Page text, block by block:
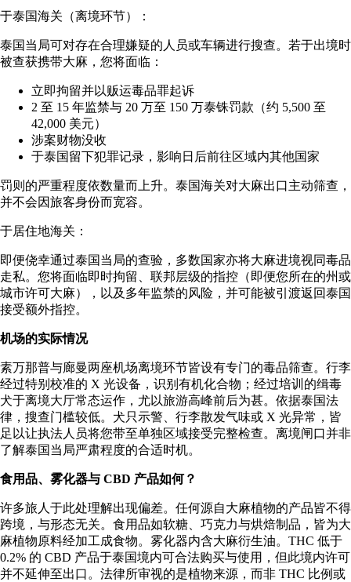
于泰国海关（离境环节）：
泰国当局可对存在合理嫌疑的人员或车辆进行搜查。若于出境时
被查获携带大麻，您将面临：
立即拘留并以贩运毒品罪起诉
2 至 15 年监禁与 20 万至 150 万泰铢罚款（约 5,500 至
42,000 美元）
涉案财物没收
于泰国留下犯罪记录，影响日后前往区域内其他国家
罚则的严重程度依数量而上升。泰国海关对大麻出口主动筛查，
并不会因旅客身份而宽容。
于居住地海关：
即便侥幸通过泰国当局的查验，多数国家亦将大麻进境视同毒品
走私。您将面临即时拘留、联邦层级的指控（即便您所在的州或
城市许可大麻），以及多年监禁的风险，并可能被引渡返回泰国
接受额外指控。
机场的实际情况
素万那普与廊曼两座机场离境环节皆设有专门的毒品筛查。行李
经过特别校准的 X 光设备，识别有机化合物；经过培训的缉毒
犬于离境大厅常态运作，尤以旅游高峰前后为甚。依据泰国法
律，搜查门槛较低。犬只示警、行李散发气味或 X 光异常，皆
足以让执法人员将您带至单独区域接受完整检查。离境闸口并非
了解泰国当局严肃程度的合适时机。
食用品、雾化器与 CBD 产品如何？
许多旅人于此处理解出现偏差。任何源自大麻植物的产品皆不得
跨境，与形态无关。食用品如软糖、巧克力与烘焙制品，皆为大
麻植物原料经加工成食物。雾化器内含大麻衍生油。THC 低于
0.2% 的 CBD 产品于泰国境内可合法购买与使用，但此境内许可
并不延伸至出口。法律所审视的是植物来源，而非 THC 比例或